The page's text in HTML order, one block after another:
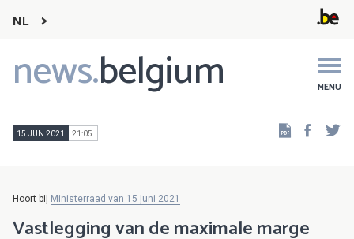
NL
news.belgium MENU
Main
navigation
15 JUN 2021 21:05
Hoort bij Ministerraad van 15 juni 2021
Vastlegging van de maximale marge